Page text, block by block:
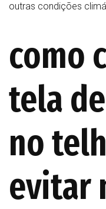
outras condições
como
tela
no
evitar